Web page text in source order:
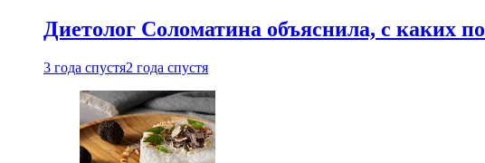
Диетолог Соломатина объяснила, с каких
3 года спустя2 года спустя